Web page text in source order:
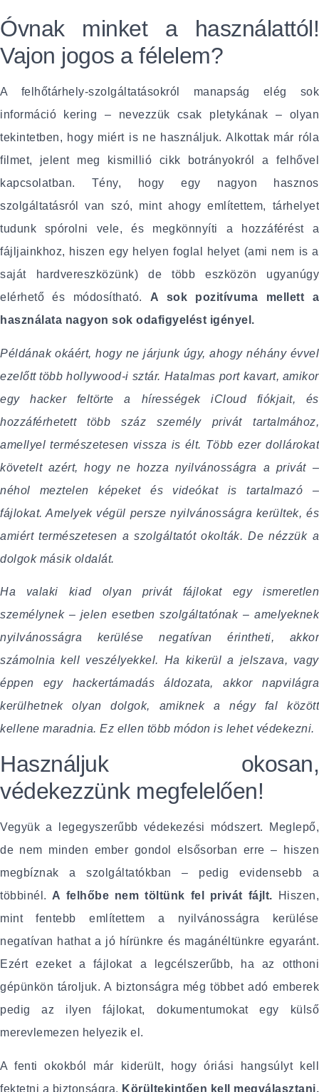
Óvnak minket a használattól!
Vajon jogos a félelem?
A felhőtárhely-szolgáltatásokról manapság elég sok
információ kering – nevezzük csak pletykának – olyan
tekintetben, hogy miért is ne használjuk. Alkottak már róla
filmet, jelent meg kismillió cikk botrányokról a felhővel
kapcsolatban. Tény, hogy egy nagyon hasznos
szolgáltatásról van szó, mint ahogy említettem, tárhelyet
tudunk spórolni vele, és megkönnyíti a hozzáférést a
fájljainkhoz, hiszen egy helyen foglal helyet (ami nem is a
saját hardvereszközünk) de több eszközön ugyanúgy
elérhető és módosítható. A sok pozitívuma mellett a
használata nagyon sok odafigyelést igényel.
Példának okáért, hogy ne járjunk úgy, ahogy néhány évvel
ezelőtt több hollywood-i sztár. Hatalmas port kavart, amikor
egy hacker feltörte a hírességek iCloud fiókjait, és
hozzáférhetett több száz személy privát tartalmához,
amellyel természetesen vissza is élt. Több ezer dollárokat
követelt azért, hogy ne hozza nyilvánosságra a privát –
néhol meztelen képeket és videókat is tartalmazó –
fájlokat. Amelyek végül persze nyilvánosságra kerültek, és
amiért természetesen a szolgáltatót okolták. De nézzük a
dolgok másik oldalát.
Ha valaki kiad olyan privát fájlokat egy ismeretlen
személynek – jelen esetben szolgáltatónak – amelyeknek
nyilvánosságra kerülése negatívan érintheti, akkor
számolnia kell veszélyekkel. Ha kikerül a jelszava, vagy
éppen egy hackertámadás áldozata, akkor napvilágra
kerülhetnek olyan dolgok, amiknek a négy fal között
kellene maradnia. Ez ellen több módon is lehet védekezni.
Használjuk okosan,
védekezzünk megfelelően!
Vegyük a legegyszerűbb védekezési módszert. Meglepő,
de nem minden ember gondol elsősorban erre – hiszen
megbíznak a szolgáltatókban – pedig evidensebb a
többinél. A felhőbe nem töltünk fel privát fájlt. Hiszen,
mint fentebb említettem a nyilvánosságra kerülése
negatívan hathat a jó hírünkre és magánéltünkre egyaránt.
Ezért ezeket a fájlokat a legcélszerűbb, ha az otthoni
gépünkön tároljuk. A biztonságra még többet adó emberek
pedig az ilyen fájlokat, dokumentumokat egy külső
merevlemezen helyezik el.
A fenti okokból már kiderült, hogy óriási hangsúlyt kell
fektetni a biztonságra. Körültekintően kell megválasztani,